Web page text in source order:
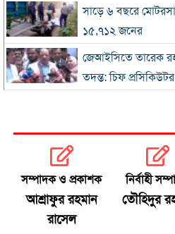
সাড়ে ৬ বছরে
১৫,৭১২ জনের
জেআইসিতে তারেক
তদন্ত: চিফ প্রসিকিউটর
আইইডির নেপথ্যে
গোয়েন্দারা
ঢাকায় সকাল থেকেই
সম্পাদক ও প্রকাশক
আশ্রাফুর রহমান
রাসেল
নির্বাহী
তৌহিদুর